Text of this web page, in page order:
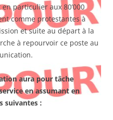
particulier aux 80’000
comme protestantes à
et suite au départ à la
à repourvoir ce poste au
aura pour tâche
en assumant en
suivantes :